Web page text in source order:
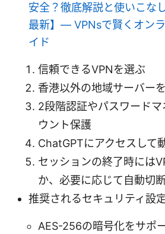
安全？徹底解説と使いこな
最新】— VPNsで賢くオン
イド
信頼できるVPNを選ぶ
香港以外の地域サーバー
2段階認証やパスワードマ
ウント保護
ChatGPTにアクセスして
セッションの終了時には
か、必要に応じて自動切
推奨されるセキュリティ設
AES-256の暗号化をサポ